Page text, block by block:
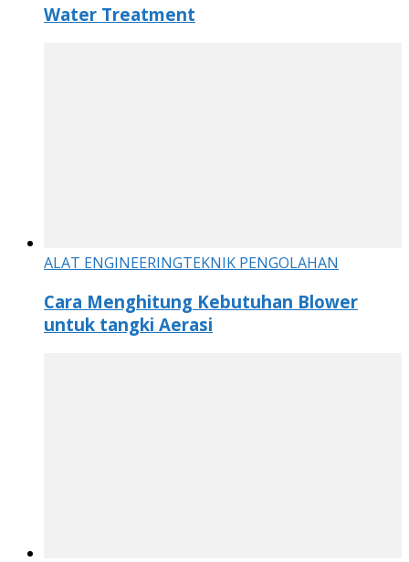
Water Treatment
ALAT ENGINEERINGTEKNIK PENGOLAHAN
Cara Menghitung Kebutuhan Blower
untuk tangki Aerasi